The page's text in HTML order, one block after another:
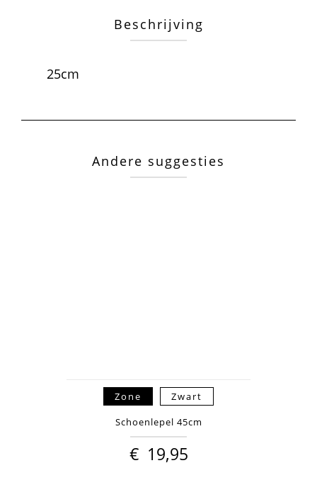
Beschrijving
25cm
Andere suggesties
Zone Zwart
Schoenlepel 45cm
€ 19,95